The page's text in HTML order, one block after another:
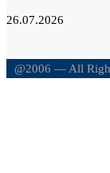
26.07.2026
@2006 — All